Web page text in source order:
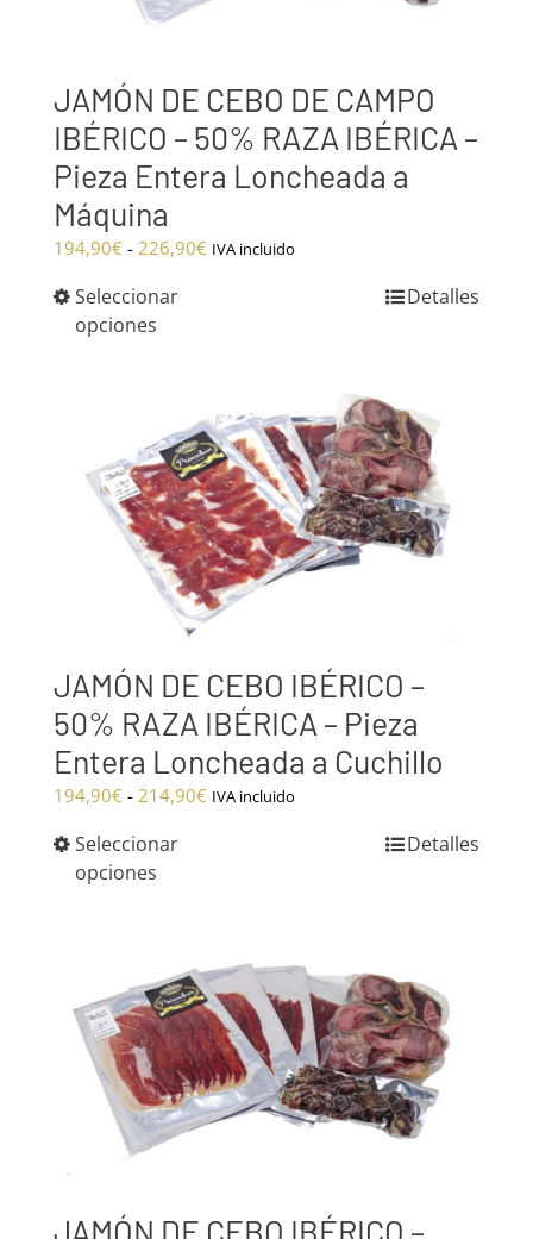
JAMÓN DE CEBO DE CAMPO
IBÉRICO – 50% RAZA IBÉRICA –
Pieza Entera Loncheada a
Máquina
194,90€ - 226,90€ Rango
226,90€
IVA incluido
Seleccionar
opciones
Detalles
JAMÓN DE CEBO IBÉRICO –
50% RAZA IBÉRICA – Pieza
Entera Loncheada a Cuchillo
194,90€ - 214,90€ Rango
214,90€
IVA incluido
Seleccionar
opciones
Detalles
JAMÓN DE CEBO IBÉRICO –